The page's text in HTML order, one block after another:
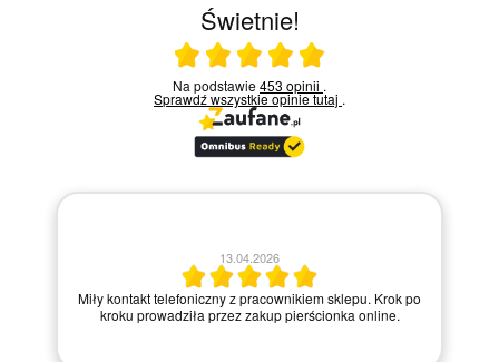
Świetnie!
Ocena średnia 5 na 5
Na podstawie453 opinii .
Sprawdź wszystkie opinietutaj .
13.04.2026
Miły kontakt telefoniczny z pracownikiem sklepu. Krok po
kroku prowadziła przez zakup pierścionka online.